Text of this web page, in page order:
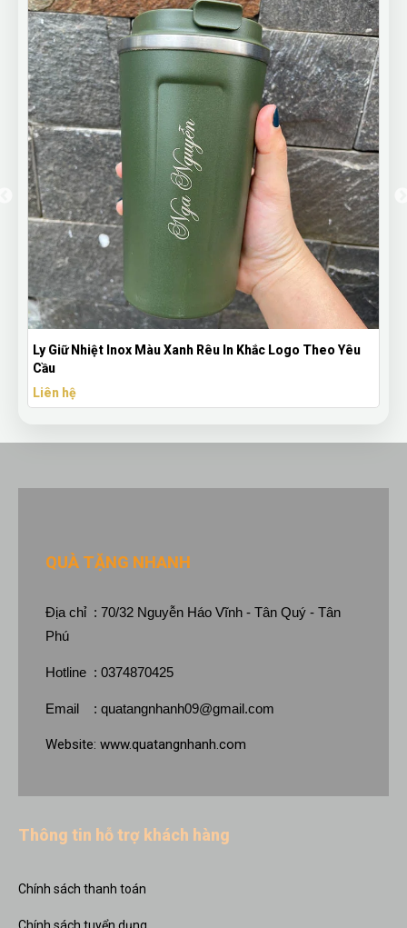
Mũ Lưỡi Trai Đen Thêu Logo Theo Yêu Cầu – Nón Quà
Tặng Doanh Nghiệp
Liên hệ
QUÀ TẶNG NHANH
Địa chỉ : 70/32 Nguyễn Háo Vĩnh - Tân Quý - Tân
Phú
Hotline : 0374870425
Email : quatangnhanh09@gmail.com
Website: www.quatangnhanh.com
Thông tin hỗ trợ khách hàng
Chính sách thanh toán